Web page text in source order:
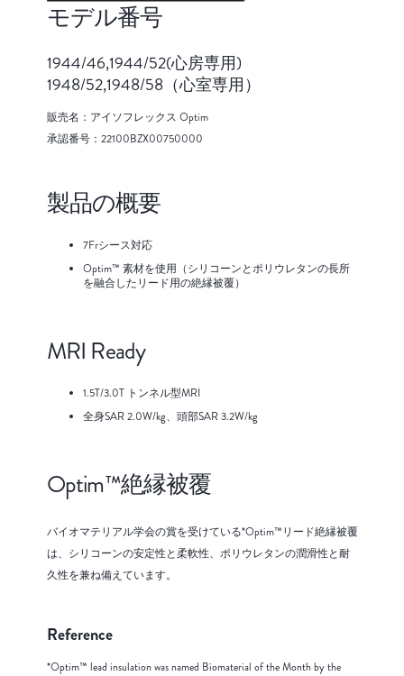
モデル番号
1944/46,1944/52(心房専用)
1948/52,1948/58（心室専用）
販売名：アイソフレックス Optim
承認番号：22100BZX00750000
製品の概要
7Frシース対応
Optim™ 素材を使用（シリコーンとポリウレタンの長所
を融合したリード用の絶縁被覆）
MRI Ready
1.5T/3.0T トンネル型MRI
全身SAR 2.0W/kg、頭部SAR 3.2W/kg
Optim™絶縁被覆
バイオマテリアル学会の賞を受けている*Optim™リード絶縁被覆
は、シリコーンの安定性と柔軟性、ポリウレタンの潤滑性と耐
久性を兼ね備えています。
Reference
*Optim™ lead insulation was named Biomaterial of the Month by the